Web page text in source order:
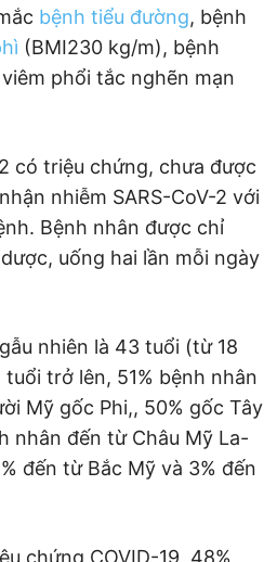
bệnh tiểu đường, bệnh
(BMI230 kg/m), bệnh
phổi tắc nghẽn mạn
có triệu chứng, chưa được
nhiễm SARS-CoV-2 với
Bệnh nhân được chỉ
uống hai lần mỗi ngày
nhiên là 43 tuổi (từ 18
trở lên, 51% bệnh nhân
Mỹ gốc Phi,, 50% gốc Tây
nhân đến từ Châu Mỹ La-
đến từ Bắc Mỹ và 3% đến